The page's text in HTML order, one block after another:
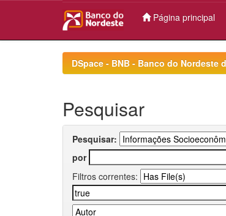
Página principal
DSpace - BNB - Banco do Nordeste
Pesquisar
Pesquisar:
por
Filtros correntes: